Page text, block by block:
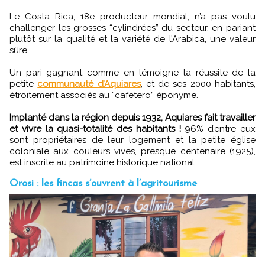
Le Costa Rica, 18e producteur mondial, n’a pas voulu
challenger les grosses “cylindrées” du secteur, en pariant
plutôt sur la qualité et la variété de l’Arabica, une valeur
sûre.
Un pari gagnant comme en témoigne la réussite de la
petite communauté d’Aquiares, et de ses 2000 habitants,
étroitement associés au “cafetero” éponyme.
Implanté dans la région depuis 1932, Aquiares fait travailler
et vivre la quasi-totalité des habitants !96% d’entre eux
sont propriétaires de leur logement et la petite église
coloniale aux couleurs vives, presque centenaire (1925),
est inscrite au patrimoine historique national.
Orosi : les fincas s’ouvrent à l’agritourisme